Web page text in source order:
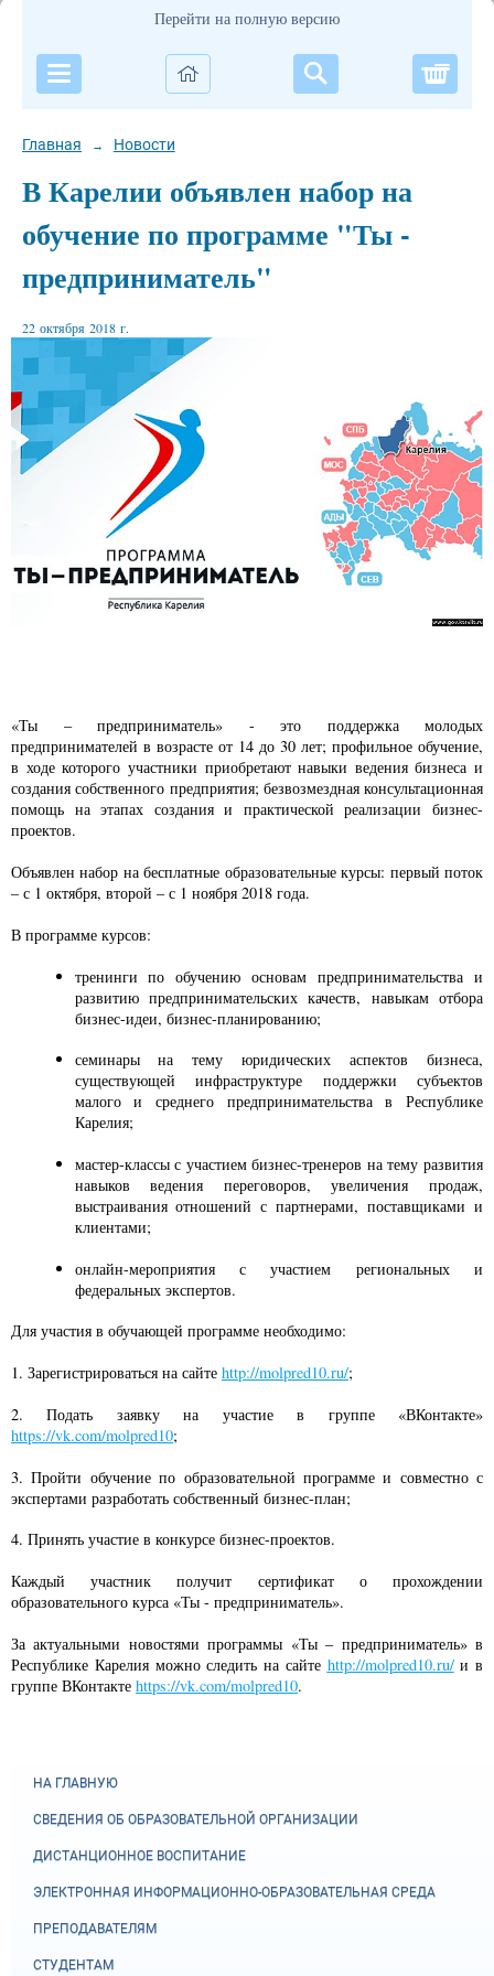
Перейти на полную версию
Главная → Новости
В Карелии объявлен набор на
обучение по программе "Ты -
предприниматель"
22 октября 2018 г.
«Ты – предприниматель» - это поддержка молодых
предпринимателей в возрасте от 14 до 30 лет; профильное обучение,
в ходе которого участники приобретают навыки ведения бизнеса и
создания собственного предприятия; безвозмездная консультационная
помощь на этапах создания и практической реализации бизнес-
проектов.
Объявлен набор на бесплатные образовательные курсы: первый поток
– с 1 октября, второй – с 1 ноября 2018 года.
В программе курсов:
тренинги по обучению основам предпринимательства и
развитию предпринимательских качеств, навыкам отбора
бизнес-идеи, бизнес-планированию;
семинары на тему юридических аспектов бизнеса,
существующей инфраструктуре поддержки субъектов
малого и среднего предпринимательства в Республике
Карелия;
мастер-классы с участием бизнес-тренеров на тему развития
навыков ведения переговоров, увеличения продаж,
выстраивания отношений с партнерами, поставщиками и
клиентами;
онлайн-мероприятия с участием региональных и
федеральных экспертов.
Для участия в обучающей программе необходимо:
1. Зарегистрироваться на сайте http://molpred10.ru/;
2. Подать заявку на участие в группе «ВКонтакте»
https://vk.com/molpred10;
3. Пройти обучение по образовательной программе и совместно с
экспертами разработать собственный бизнес-план;
4. Принять участие в конкурсе бизнес-проектов.
Каждый участник получит сертификат о прохождении
образовательного курса «Ты - предприниматель».
За актуальными новостями программы «Ты – предприниматель» в
Республике Карелия можно следить на сайте http://molpred10.ru/и в
группе ВКонтакте https://vk.com/molpred10.
НА ГЛАВНУЮ
СВЕДЕНИЯ ОБ ОБРАЗОВАТЕЛЬНОЙ ОРГАНИЗАЦИИ
ДИСТАНЦИОННОЕ ВОСПИТАНИЕ
ЭЛЕКТРОННАЯ ИНФОРМАЦИОННО-ОБРАЗОВАТЕЛЬНАЯ СРЕДА
ПРЕПОДАВАТЕЛЯМ
СТУДЕНТАМ